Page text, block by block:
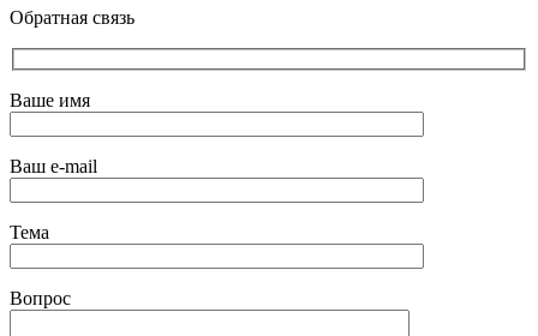
Обратная связь
Ваше имя
Ваш e-mail
Тема
Вопрос